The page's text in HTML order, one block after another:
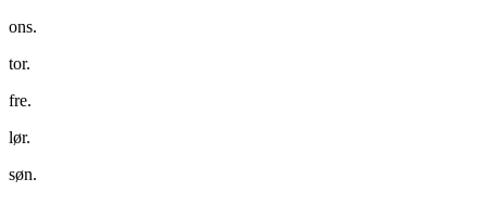
ons.
tor.
fre.
lør.
søn.